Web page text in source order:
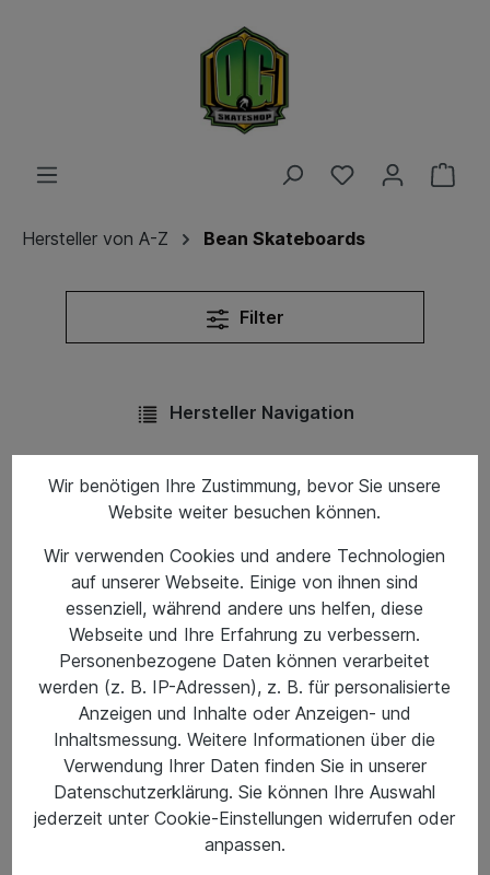
Hersteller von A-Z Bean Skateboards
Filter
Hersteller Navigation
Produkte von Bean
Skateboards
Bean Skateboards:
Einfachheit und
Wir benötigen Ihre Zustimmung, bevor Sie unsere
Website weiter besuchen können.
Wir verwenden Cookies und andere Technologien
auf unserer Webseite. Einige von ihnen sind
essenziell, während andere uns helfen, diese
Webseite und Ihre Erfahrung zu verbessern.
Personenbezogene Daten können verarbeitet
werden (z. B. IP-Adressen), z. B. für personalisierte
Anzeigen und Inhalte oder Anzeigen- und
Inhaltsmessung. Weitere Informationen über die
Verwendung Ihrer Daten finden Sie in unserer
Datenschutzerklärung. Sie können Ihre Auswahl
jederzeit unter Cookie-Einstellungen widerrufen oder
anpassen.